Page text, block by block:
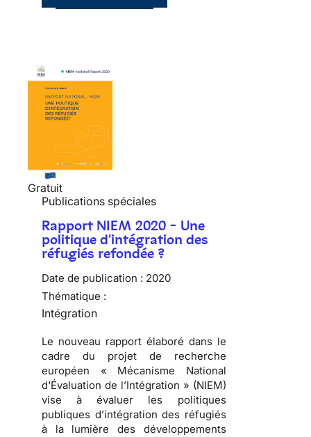
Gratuit
Publications spéciales
Rapport NIEM 2020 - Une
politique d'intégration des
réfugiés refondée ?
Date de publication : 2020
Thématique :
Intégration
Le nouveau rapport élaboré dans le
cadre du projet de recherche
européen « Mécanisme National
d'Évaluation de l’Intégration » (NIEM)
vise à évaluer les politiques
publiques d’intégration des réfugiés
à la lumière des développements